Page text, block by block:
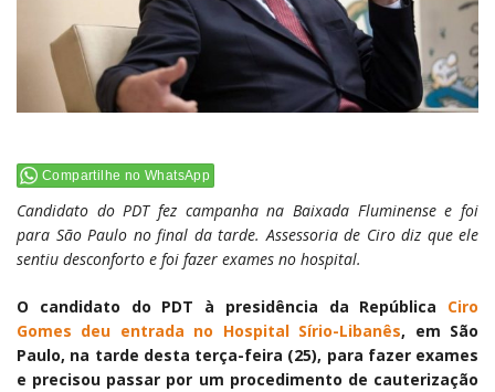
Compartilhe no WhatsApp
Candidato do PDT fez campanha na Baixada Fluminense e foi
para São Paulo no final da tarde. Assessoria de Ciro diz que ele
sentiu desconforto e foi fazer exames no hospital.
O candidato do PDT à presidência da República Ciro
Gomes deu entrada no Hospital Sírio-Libanês, em São
Paulo, na tarde desta terça-feira (25), para fazer exames
e precisou passar por um procedimento de cauterização